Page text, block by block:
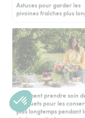
Astuces pour garder les
pivoines fraîches plus
Comment prendre soin
bouquets pour les
plus longtemps pendant